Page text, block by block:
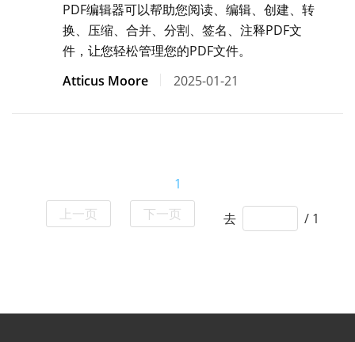
PDF编辑器可以帮助您阅读、编辑、创建、转
换、压缩、合并、分割、签名、注释PDF文
件，让您轻松管理您的PDF文件。
Atticus Moore
2025-01-21
上一页
1
下一页
去 / 1